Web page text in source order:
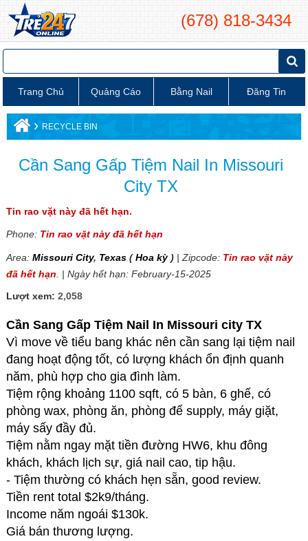
(678) 818-3434
Trang Chủ Quảng Cáo Bằng Nail Đăng Tin
› RECYCLE BIN
Cần Sang Gấp Tiệm Nail In Missouri
City TX
Tin rao vặt này đã hết hạn.
Phone: Tin rao vặt này đã hết hạn
Area: Missouri City, Texas(Hoa kỳ)| Zipcode: Tin rao vặt này
đã hết hạn . | Ngày hết hạn: February-15-2025
Lượt xem: 2,058
Cần Sang Gấp Tiệm Nail In Missouri city TX
Vì move về tiểu bang khác nên cần sang lại tiệm nail
đang hoạt động tốt, có lượng khách ổn định quanh
năm, phù hợp cho gia đình làm.
Tiệm rộng khoảng 1100 sqft, có 5 bàn, 6 ghế, có
phòng wax, phòng ăn, phòng để supply, máy giặt,
máy sấy đầy đủ.
Tiệm nằm ngay mặt tiền đường HW6, khu đông
khách, khách lịch sự, giá nail cao, tip hậu.
- Tiệm thường có khách hẹn sẵn, good review.
Tiền rent total $2k9/tháng.
Income năm ngoái $130k.
Giá bán thương lượng.